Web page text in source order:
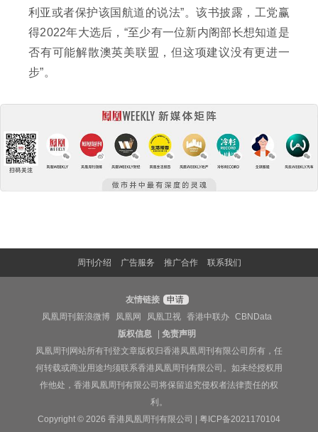
利亚或者保护该国航道的说法”。该书披露，工党赢
得2022年大选后，“至少有一位新内阁部长想知道是
否有可能解散澳英美联盟，但这项建议没有更进一
步”。
周刊介绍 广告服务 推广合作 联系我们
友情链接
申请
凤凰周刊新浪微博
凤凰网 凤凰卫视 香港中联办
CBNData
版权信息
|免责声明
凤凰周刊网站所有刊登文章版权归香港凤凰周刊有限公司所有，任
何转载或商业用途均须联系香港凤凰周刊有限公司。如未经授权用
作他处，香港凤凰周刊有限公司将保留追究侵权者法律责任的权
利。
Copyright © 2026 香港凤凰周刊有限公司 | 粤ICP备2021170104